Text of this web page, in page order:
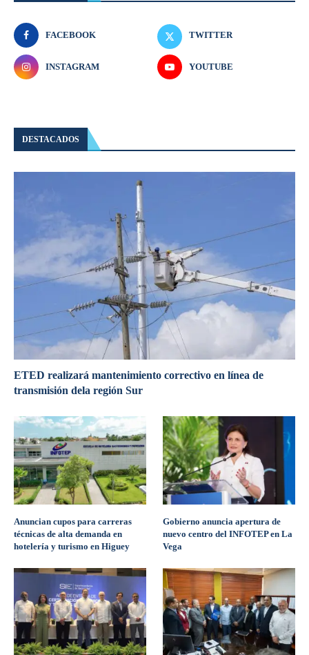
FACEBOOK TWITTER
INSTAGRAM YOUTUBE
DESTACADOS
ETED realizará mantenimiento correctivo en línea de
transmisión dela región Sur
Anuncian cupos para carreras
técnicas de alta demanda en
hotelería y turismo en Higuey
Gobierno anuncia apertura de
nuevo centro del INFOTEP en La
Vega